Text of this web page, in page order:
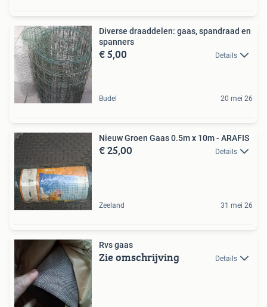
Diverse draaddelen: gaas, spandraad en
spanners
€ 5,00 Details
Budel 20 mei 26
Nieuw Groen Gaas 0.5m x 10m - ARAFIS
€ 25,00 Details
Zeeland 31 mei 26
Rvs gaas
Zie omschrijving Details